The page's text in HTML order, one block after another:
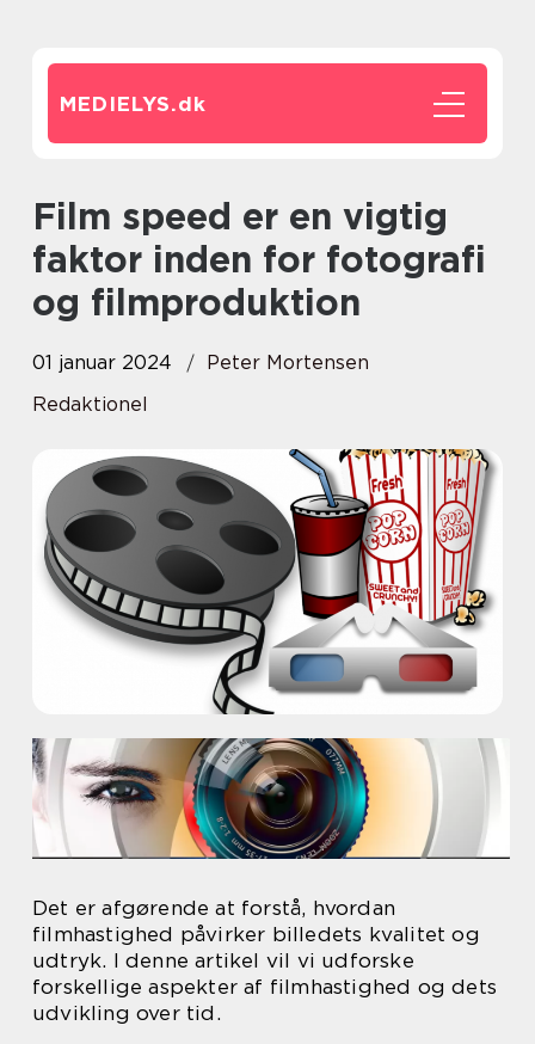
MEDIELYS.dk
Film speed er en vigtig
faktor inden for fotografi
og filmproduktion
01 januar 2024
Peter Mortensen
Redaktionel
Det er afgørende at forstå, hvordan
filmhastighed påvirker billedets kvalitet og
udtryk. I denne artikel vil vi udforske
forskellige aspekter af filmhastighed og dets
udvikling over tid.